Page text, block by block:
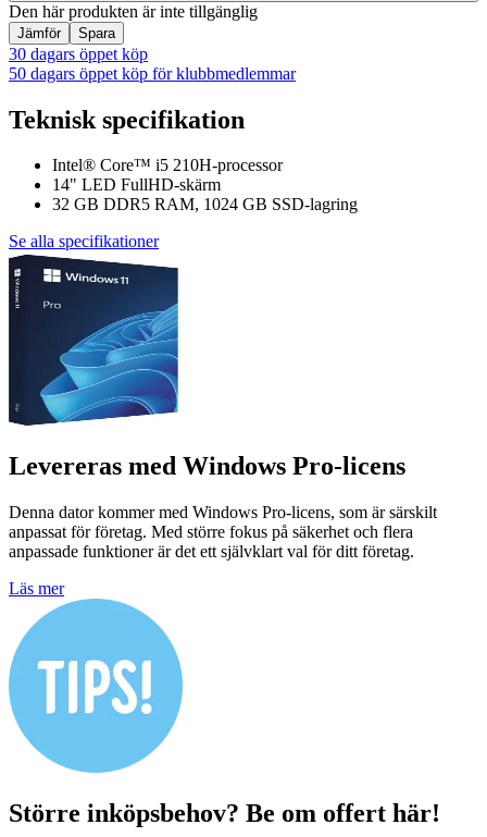
Den här produkten är inte tillgänglig
Jämför Spara
30 dagars öppet köp
50 dagars öppet köp för klubbmedlemmar
Teknisk specifikation
Intel® Core™ i5 210H-processor
14" LED FullHD-skärm
32 GB DDR5 RAM, 1024 GB SSD-lagring
Se alla specifikationer
Levereras med Windows Pro-licens
Denna dator kommer med Windows Pro-licens, som är särskilt
anpassat för företag. Med större fokus på säkerhet och flera
anpassade funktioner är det ett självklart val för ditt företag.
Läs mer
Större inköpsbehov? Be om offert här!